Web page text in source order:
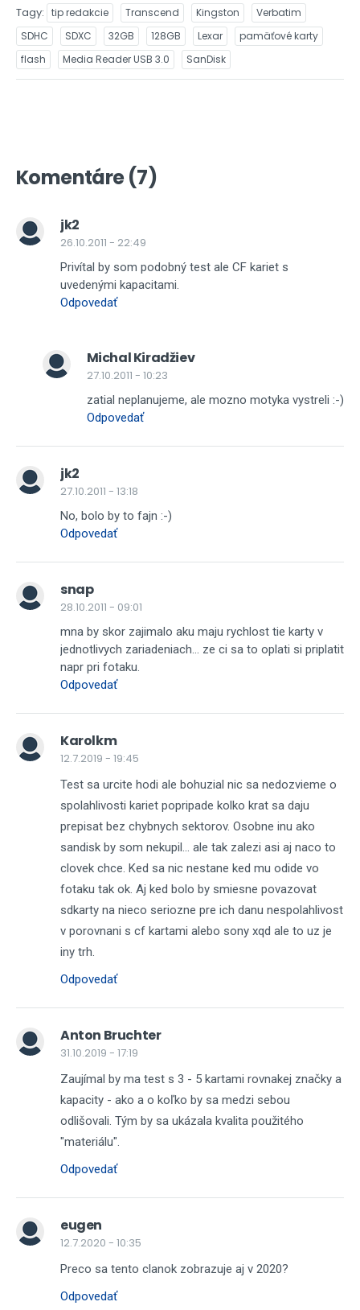
Tagy tip redakcie Transcend Kingston
Verbatim
SDHC
SDXC 32GB 128GB Lexar
pamäťové karty
flash
Media Reader USB 3.0 SanDisk
Komentáre (7)
jk2
26.10.2011 - 22:49
Privítal by som podobný test ale CF kariet s
uvedenými kapacitami.
Odpovedať
Michal Kiradžiev
27.10.2011 - 10:23
zatial neplanujeme, ale mozno motyka vystreli :-)
Odpovedať
jk2
27.10.2011 - 13:18
No, bolo by to fajn :-)
Odpovedať
snap
28.10.2011 - 09:01
mna by skor zajimalo aku maju rychlost tie karty v
jednotlivych zariadeniach... ze ci sa to oplati si priplatit
napr pri fotaku.
Odpovedať
Karolkm
12.7.2019 - 19:45
Test sa urcite hodi ale bohuzial nic sa nedozvieme o
spolahlivosti kariet popripade kolko krat sa daju
prepisat bez chybnych sektorov. Osobne inu ako
sandisk by som nekupil... ale tak zalezi asi aj naco to
clovek chce. Ked sa nic nestane ked mu odide vo
fotaku tak ok. Aj ked bolo by smiesne povazovat
sdkarty na nieco seriozne pre ich danu nespolahlivost
v porovnani s cf kartami alebo sony xqd ale to uz je
iny trh.
Odpovedať
Anton Bruchter
31.10.2019 - 17:19
Zaujímal by ma test s 3 - 5 kartami rovnakej značky a
kapacity - ako a o koľko by sa medzi sebou
odlišovali. Tým by sa ukázala kvalita použitého
"materiálu".
Odpovedať
eugen
12.7.2020 - 10:35
Preco sa tento clanok zobrazuje aj v 2020?
Odpovedať